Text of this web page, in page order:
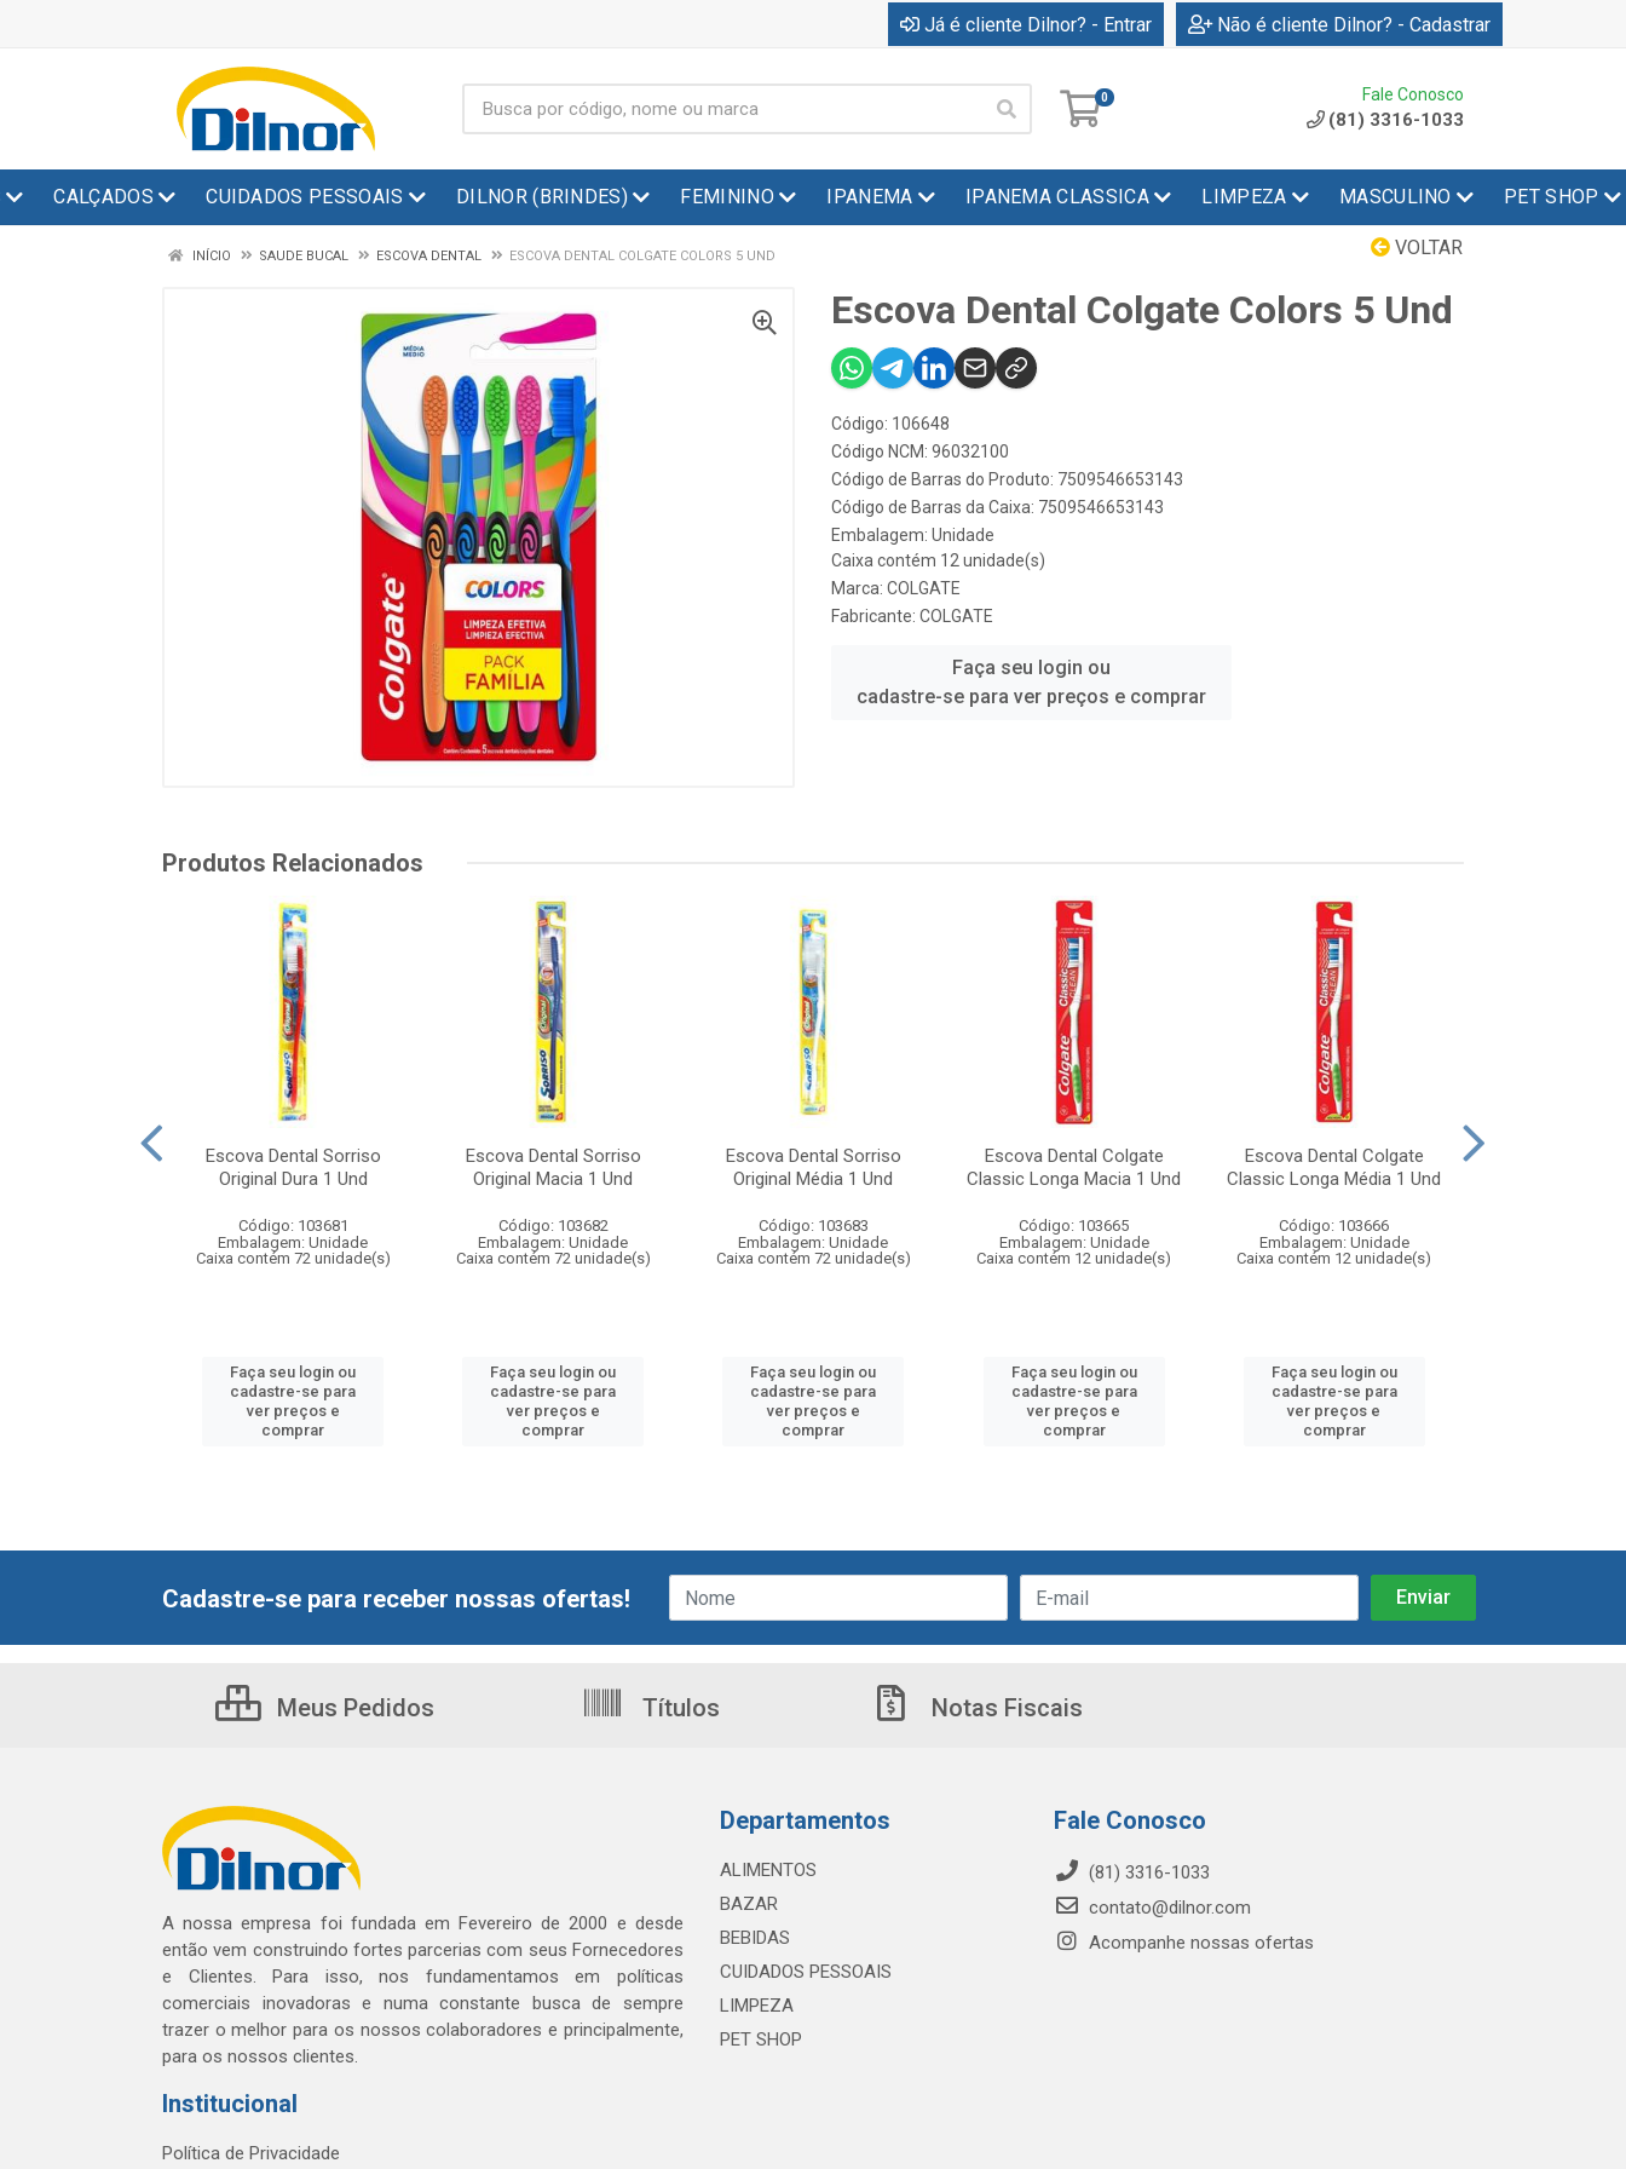
Já é cliente Dilnor? - Entrar Não é cliente Dilnor? - Cadastrar
0 Fale Conosco
(81) 3316-1033
CALÇADOS CUIDADOS PESSOAIS DILNOR (BRINDES) FEMININO IPANEMA IPANEMA CLASSICA LIMPEZA MASCULINO PET SHOP
VOLTAR
INÍCIO SAUDE BUCAL ESCOVA DENTAL ESCOVA DENTAL COLGATE COLORS 5 UND
Escova Dental Colgate Colors 5 Und
Código: 106648
Código NCM: 96032100
Código de Barras do Produto: 7509546653143
Código de Barras da Caixa: 7509546653143
Embalagem: Unidade
Caixa contém 12 unidade(s)
Marca: COLGATE
Fabricante: COLGATE
Faça seu login ou
cadastre-se para ver preços e comprar
Produtos Relacionados
Escova Dental Sorriso
Original Dura 1 Und
Código: 103681
Embalagem: Unidade
Caixa contém 72 unidade(s)
Faça seu login ou
cadastre-se para
ver preços e
comprar
Escova Dental Sorriso
Original Macia 1 Und
Código: 103682
Embalagem: Unidade
Caixa contém 72 unidade(s)
Faça seu login ou
cadastre-se para
ver preços e
comprar
Escova Dental Sorriso
Original Média 1 Und
Código: 103683
Embalagem: Unidade
Caixa contém 72 unidade(s)
Faça seu login ou
cadastre-se para
ver preços e
comprar
Escova Dental Colgate
Classic Longa Macia 1 Und
Código: 103665
Embalagem: Unidade
Caixa contém 12 unidade(s)
Faça seu login ou
cadastre-se para
ver preços e
comprar
Escova Dental Colgate
Classic Longa Média 1 Und
Código: 103666
Embalagem: Unidade
Caixa contém 12 unidade(s)
Faça seu login ou
cadastre-se para
ver preços e
comprar
Cadastre-se para receber nossas ofertas!
Meus Pedidos Títulos Notas Fiscais
A nossa empresa foi fundada em Fevereiro de 2000 e desde
então vem construindo fortes parcerias com seus Fornecedores
e Clientes. Para isso, nos fundamentamos em políticas
comerciais inovadoras e numa constante busca de sempre
trazer o melhor para os nossos colaboradores e principalmente,
para os nossos clientes.
Institucional
Política de Privacidade
Departamentos
ALIMENTOS
BAZAR
BEBIDAS
CUIDADOS PESSOAIS
LIMPEZA
PET SHOP
Fale Conosco
(81) 3316-1033
contato@dilnor.com
Acompanhe nossas ofertas